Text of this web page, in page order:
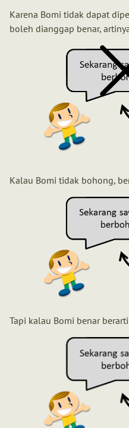
Karena Bomi tidak dapat
boleh dianggap benar,
Kalau Bomi tidak bohong,
Tapi kalau Bomi benar